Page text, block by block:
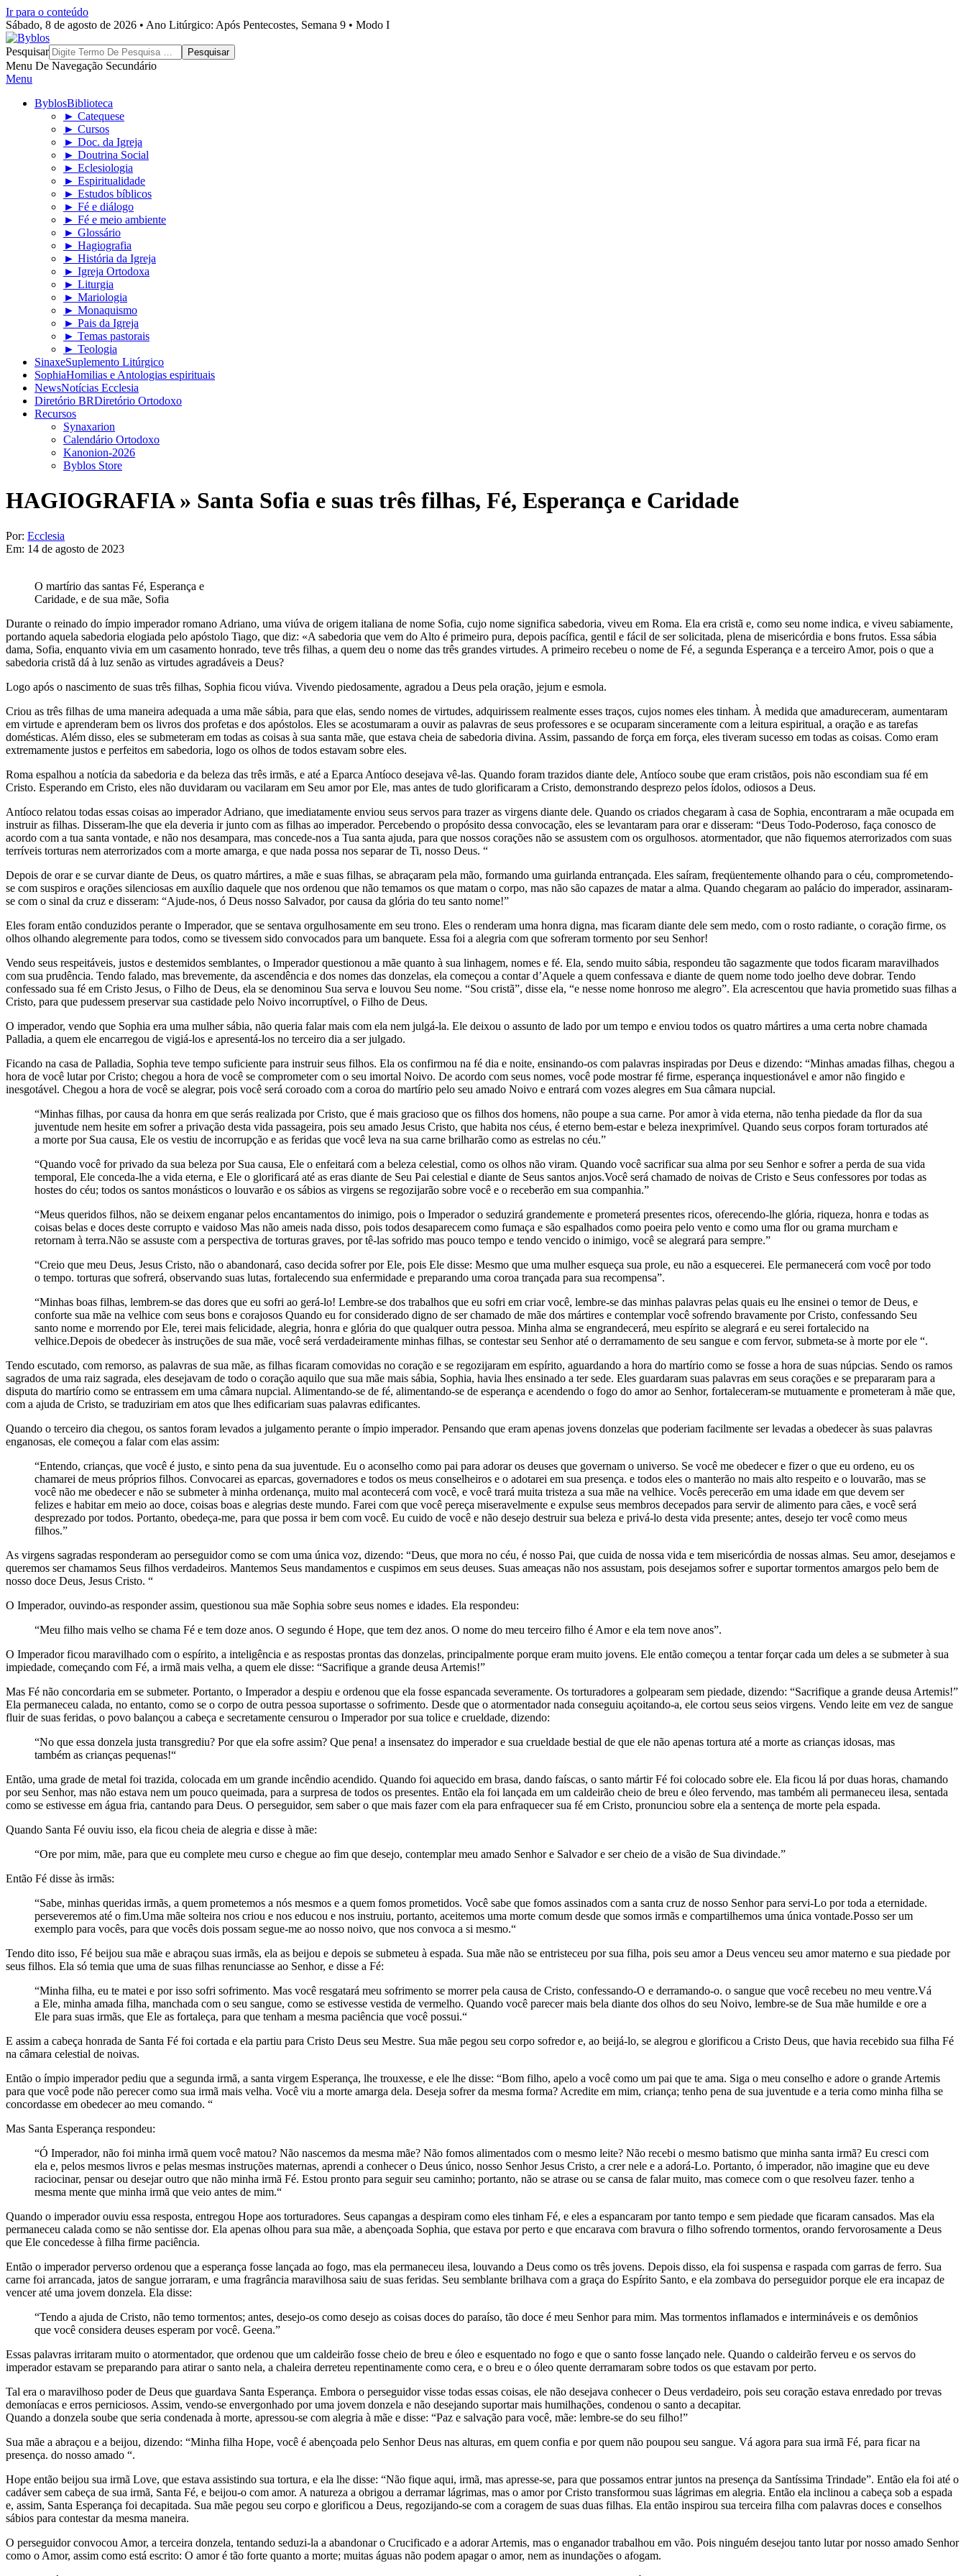
Ir para o conteúdo
Sábado, 8 de agosto de 2026 • Ano Litúrgico: Após Pentecostes, Semana 9 • Modo I
Byblos
Pesquisar
Menu De Navegação Secundário
Menu
ByblosBiblioteca
► Catequese
► Cursos
► Doc. da Igreja
► Doutrina Social
► Eclesiologia
► Espiritualidade
► Estudos bíblicos
► Fé e diálogo
► Fé e meio ambiente
► Glossário
► Hagiografia
► História da Igreja
► Igreja Ortodoxa
► Liturgia
► Mariologia
► Monaquismo
► Pais da Igreja
► Temas pastorais
► Teologia
SinaxeSuplemento Litúrgico
SophiaHomilias e Antologias espirituais
NewsNotícias Ecclesia
Diretório BRDiretório Ortodoxo
Recursos
Synaxarion
Calendário Ortodoxo
Kanonion-2026
Byblos Store
HAGIOGRAFIA » Santa Sofia e suas três filhas, Fé, Esperança e Caridade
Por: Ecclesia
Em: 14 de agosto de 2023
O martírio das santas Fé, Esperança e
Caridade, e de sua mãe, Sofia
Durante o reinado do ímpio imperador romano Adriano, uma viúva de origem italiana de nome Sofia, cujo nome significa sabedoria, viveu em Roma. Ela era cristã e, como seu nome indica, e viveu sabiamente,
portando aquela sabedoria elogiada pelo apóstolo Tiago, que diz: «A sabedoria que vem do Alto é primeiro pura, depois pacífica, gentil e fácil de ser solicitada, plena de misericórdia e bons frutos. Essa sábia
dama, Sofia, enquanto vivia em um casamento honrado, teve três filhas, a quem deu o nome das três grandes virtudes. A primeiro recebeu o nome de Fé, a segunda Esperança e a terceiro Amor, pois o que a
sabedoria cristã dá à luz senão as virtudes agradáveis a Deus?
Logo após o nascimento de suas três filhas, Sophia ficou viúva. Vivendo piedosamente, agradou a Deus pela oração, jejum e esmola.
Criou as três filhas de uma maneira adequada a uma mãe sábia, para que elas, sendo nomes de virtudes, adquirissem realmente esses traços, cujos nomes eles tinham. À medida que amadureceram, aumentaram
em virtude e aprenderam bem os livros dos profetas e dos apóstolos. Eles se acostumaram a ouvir as palavras de seus professores e se ocuparam sinceramente com a leitura espiritual, a oração e as tarefas
domésticas. Além disso, eles se submeteram em todas as coisas à sua santa mãe, que estava cheia de sabedoria divina. Assim, passando de força em força, eles tiveram sucesso em todas as coisas. Como eram
extremamente justos e perfeitos em sabedoria, logo os olhos de todos estavam sobre eles.
Roma espalhou a notícia da sabedoria e da beleza das três irmãs, e até a Eparca Antíoco desejava vê-las. Quando foram trazidos diante dele, Antíoco soube que eram cristãos, pois não escondiam sua fé em
Cristo. Esperando em Cristo, eles não duvidaram ou vacilaram em Seu amor por Ele, mas antes de tudo glorificaram a Cristo, demonstrando desprezo pelos ídolos, odiosos a Deus.
Antíoco relatou todas essas coisas ao imperador Adriano, que imediatamente enviou seus servos para trazer as virgens diante dele. Quando os criados chegaram à casa de Sophia, encontraram a mãe ocupada em
instruir as filhas. Disseram-lhe que ela deveria ir junto com as filhas ao imperador. Percebendo o propósito dessa convocação, eles se levantaram para orar e disseram: “Deus Todo-Poderoso, faça conosco de
acordo com a tua santa vontade, e não nos desampara, mas concede-nos a Tua santa ajuda, para que nossos corações não se assustem com os orgulhosos. atormentador, que não fiquemos aterrorizados com suas
terríveis torturas nem aterrorizados com a morte amarga, e que nada possa nos separar de Ti, nosso Deus. “
Depois de orar e se curvar diante de Deus, os quatro mártires, a mãe e suas filhas, se abraçaram pela mão, formando uma guirlanda entrançada. Eles saíram, freqüentemente olhando para o céu, comprometendo-
se com suspiros e orações silenciosas em auxílio daquele que nos ordenou que não temamos os que matam o corpo, mas não são capazes de matar a alma. Quando chegaram ao palácio do imperador, assinaram-
se com o sinal da cruz e disseram: “Ajude-nos, ó Deus nosso Salvador, por causa da glória do teu santo nome!”
Eles foram então conduzidos perante o Imperador, que se sentava orgulhosamente em seu trono. Eles o renderam uma honra digna, mas ficaram diante dele sem medo, com o rosto radiante, o coração firme, os
olhos olhando alegremente para todos, como se tivessem sido convocados para um banquete. Essa foi a alegria com que sofreram tormento por seu Senhor!
Vendo seus respeitáveis, justos e destemidos semblantes, o Imperador questionou a mãe quanto à sua linhagem, nomes e fé. Ela, sendo muito sábia, respondeu tão sagazmente que todos ficaram maravilhados
com sua prudência. Tendo falado, mas brevemente, da ascendência e dos nomes das donzelas, ela começou a contar d’Aquele a quem confessava e diante de quem nome todo joelho deve dobrar. Tendo
confessado sua fé em Cristo Jesus, o Filho de Deus, ela se denominou Sua serva e louvou Seu nome. “Sou cristã”, disse ela, “e nesse nome honroso me alegro”. Ela acrescentou que havia prometido suas filhas a
Cristo, para que pudessem preservar sua castidade pelo Noivo incorruptível, o Filho de Deus.
O imperador, vendo que Sophia era uma mulher sábia, não queria falar mais com ela nem julgá-la. Ele deixou o assunto de lado por um tempo e enviou todos os quatro mártires a uma certa nobre chamada
Palladia, a quem ele encarregou de vigiá-los e apresentá-los no terceiro dia a ser julgado.
Ficando na casa de Palladia, Sophia teve tempo suficiente para instruir seus filhos. Ela os confirmou na fé dia e noite, ensinando-os com palavras inspiradas por Deus e dizendo: “Minhas amadas filhas, chegou a
hora de você lutar por Cristo; chegou a hora de você se comprometer com o seu imortal Noivo. De acordo com seus nomes, você pode mostrar fé firme, esperança inquestionável e amor não fingido e
inesgotável. Chegou a hora de você se alegrar, pois você será coroado com a coroa do martírio pelo seu amado Noivo e entrará com vozes alegres em Sua câmara nupcial.
“Minhas filhas, por causa da honra em que serás realizada por Cristo, que é mais gracioso que os filhos dos homens, não poupe a sua carne. Por amor à vida eterna, não tenha piedade da flor da sua
juventude nem hesite em sofrer a privação desta vida passageira, pois seu amado Jesus Cristo, que habita nos céus, é eterno bem-estar e beleza inexprimível. Quando seus corpos foram torturados até
a morte por Sua causa, Ele os vestiu de incorrupção e as feridas que você leva na sua carne brilharão como as estrelas no céu.”
“Quando você for privado da sua beleza por Sua causa, Ele o enfeitará com a beleza celestial, como os olhos não viram. Quando você sacrificar sua alma por seu Senhor e sofrer a perda de sua vida
temporal, Ele conceda-lhe a vida eterna, e Ele o glorificará até as eras diante de Seu Pai celestial e diante de Seus santos anjos.Você será chamado de noivas de Cristo e Seus confessores por todas as
hostes do céu; todos os santos monásticos o louvarão e os sábios as virgens se regozijarão sobre você e o receberão em sua companhia.”
“Meus queridos filhos, não se deixem enganar pelos encantamentos do inimigo, pois o Imperador o seduzirá grandemente e prometerá presentes ricos, oferecendo-lhe glória, riqueza, honra e todas as
coisas belas e doces deste corrupto e vaidoso Mas não ameis nada disso, pois todos desaparecem como fumaça e são espalhados como poeira pelo vento e como uma flor ou grama murcham e
retornam à terra.Não se assuste com a perspectiva de torturas graves, por tê-las sofrido mas pouco tempo e tendo vencido o inimigo, você se alegrará para sempre.”
“Creio que meu Deus, Jesus Cristo, não o abandonará, caso decida sofrer por Ele, pois Ele disse: Mesmo que uma mulher esqueça sua prole, eu não a esquecerei. Ele permanecerá com você por todo
o tempo. torturas que sofrerá, observando suas lutas, fortalecendo sua enfermidade e preparando uma coroa trançada para sua recompensa”.
“Minhas boas filhas, lembrem-se das dores que eu sofri ao gerá-lo! Lembre-se dos trabalhos que eu sofri em criar você, lembre-se das minhas palavras pelas quais eu lhe ensinei o temor de Deus, e
conforte sua mãe na velhice com seus bons e corajosos Quando eu for considerado digno de ser chamado de mãe dos mártires e contemplar você sofrendo bravamente por Cristo, confessando Seu
santo nome e morrendo por Ele, terei mais felicidade, alegria, honra e glória do que qualquer outra pessoa. Minha alma se engrandecerá, meu espírito se alegrará e eu serei fortalecido na
velhice.Depois de obedecer às instruções de sua mãe, você será verdadeiramente minhas filhas, se contestar seu Senhor até o derramamento de seu sangue e com fervor, submeta-se à morte por ele “.
Tendo escutado, com remorso, as palavras de sua mãe, as filhas ficaram comovidas no coração e se regozijaram em espírito, aguardando a hora do martírio como se fosse a hora de suas núpcias. Sendo os ramos
sagrados de uma raiz sagrada, eles desejavam de todo o coração aquilo que sua mãe mais sábia, Sophia, havia lhes ensinado a ter sede. Eles guardaram suas palavras em seus corações e se prepararam para a
disputa do martírio como se entrassem em uma câmara nupcial. Alimentando-se de fé, alimentando-se de esperança e acendendo o fogo do amor ao Senhor, fortaleceram-se mutuamente e prometeram à mãe que,
com a ajuda de Cristo, se traduziriam em atos que lhes edificariam suas palavras edificantes.
Quando o terceiro dia chegou, os santos foram levados a julgamento perante o ímpio imperador. Pensando que eram apenas jovens donzelas que poderiam facilmente ser levadas a obedecer às suas palavras
enganosas, ele começou a falar com elas assim:
“Entendo, crianças, que você é justo, e sinto pena da sua juventude. Eu o aconselho como pai para adorar os deuses que governam o universo. Se você me obedecer e fizer o que eu ordeno, eu os
chamarei de meus próprios filhos. Convocarei as eparcas, governadores e todos os meus conselheiros e o adotarei em sua presença. e todos eles o manterão no mais alto respeito e o louvarão, mas se
você não me obedecer e não se submeter à minha ordenança, muito mal acontecerá com você, e você trará muita tristeza a sua mãe na velhice. Vocês perecerão em uma idade em que devem ser
felizes e habitar em meio ao doce, coisas boas e alegrias deste mundo. Farei com que você pereça miseravelmente e expulse seus membros decepados para servir de alimento para cães, e você será
desprezado por todos. Portanto, obedeça-me, para que possa ir bem com você. Eu cuido de você e não desejo destruir sua beleza e privá-lo desta vida presente; antes, desejo ter você como meus
filhos.”
As virgens sagradas responderam ao perseguidor como se com uma única voz, dizendo: “Deus, que mora no céu, é nosso Pai, que cuida de nossa vida e tem misericórdia de nossas almas. Seu amor, desejamos e
queremos ser chamamos Seus filhos verdadeiros. Mantemos Seus mandamentos e cuspimos em seus deuses. Suas ameaças não nos assustam, pois desejamos sofrer e suportar tormentos amargos pelo bem de
nosso doce Deus, Jesus Cristo. “
O Imperador, ouvindo-as responder assim, questionou sua mãe Sophia sobre seus nomes e idades. Ela respondeu:
“Meu filho mais velho se chama Fé e tem doze anos. O segundo é Hope, que tem dez anos. O nome do meu terceiro filho é Amor e ela tem nove anos”.
O Imperador ficou maravilhado com o espírito, a inteligência e as respostas prontas das donzelas, principalmente porque eram muito jovens. Ele então começou a tentar forçar cada um deles a se submeter à sua
impiedade, começando com Fé, a irmã mais velha, a quem ele disse: “Sacrifique a grande deusa Artemis!”
Mas Fé não concordaria em se submeter. Portanto, o Imperador a despiu e ordenou que ela fosse espancada severamente. Os torturadores a golpearam sem piedade, dizendo: “Sacrifique a grande deusa Artemis!”
Ela permaneceu calada, no entanto, como se o corpo de outra pessoa suportasse o sofrimento. Desde que o atormentador nada conseguiu açoitando-a, ele cortou seus seios virgens. Vendo leite em vez de sangue
fluir de suas feridas, o povo balançou a cabeça e secretamente censurou o Imperador por sua tolice e crueldade, dizendo:
“No que essa donzela justa transgrediu? Por que ela sofre assim? Que pena! a insensatez do imperador e sua crueldade bestial de que ele não apenas tortura até a morte as crianças idosas, mas
também as crianças pequenas!“
Então, uma grade de metal foi trazida, colocada em um grande incêndio acendido. Quando foi aquecido em brasa, dando faíscas, o santo mártir Fé foi colocado sobre ele. Ela ficou lá por duas horas, chamando
por seu Senhor, mas não estava nem um pouco queimada, para a surpresa de todos os presentes. Então ela foi lançada em um caldeirão cheio de breu e óleo fervendo, mas também ali permaneceu ilesa, sentada
como se estivesse em água fria, cantando para Deus. O perseguidor, sem saber o que mais fazer com ela para enfraquecer sua fé em Cristo, pronunciou sobre ela a sentença de morte pela espada.
Quando Santa Fé ouviu isso, ela ficou cheia de alegria e disse à mãe:
“Ore por mim, mãe, para que eu complete meu curso e chegue ao fim que desejo, contemplar meu amado Senhor e Salvador e ser cheio de a visão de Sua divindade.”
Então Fé disse às irmãs:
“Sabe, minhas queridas irmãs, a quem prometemos a nós mesmos e a quem fomos prometidos. Você sabe que fomos assinados com a santa cruz de nosso Senhor para servi-Lo por toda a eternidade.
perseveremos até o fim.Uma mãe solteira nos criou e nos educou e nos instruiu, portanto, aceitemos uma morte comum desde que somos irmãs e compartilhemos uma única vontade.Posso ser um
exemplo para vocês, para que vocês dois possam segue-me ao nosso noivo, que nos convoca a si mesmo.“
Tendo dito isso, Fé beijou sua mãe e abraçou suas irmãs, ela as beijou e depois se submeteu à espada. Sua mãe não se entristeceu por sua filha, pois seu amor a Deus venceu seu amor materno e sua piedade por
seus filhos. Ela só temia que uma de suas filhas renunciasse ao Senhor, e disse a Fé:
“Minha filha, eu te matei e por isso sofri sofrimento. Mas você resgatará meu sofrimento se morrer pela causa de Cristo, confessando-O e derramando-o. o sangue que você recebeu no meu ventre.Vá
a Ele, minha amada filha, manchada com o seu sangue, como se estivesse vestida de vermelho. Quando você parecer mais bela diante dos olhos do seu Noivo, lembre-se de Sua mãe humilde e ore a
Ele para suas irmãs, que Ele as fortaleça, para que tenham a mesma paciência que você possui.“
E assim a cabeça honrada de Santa Fé foi cortada e ela partiu para Cristo Deus seu Mestre. Sua mãe pegou seu corpo sofredor e, ao beijá-lo, se alegrou e glorificou a Cristo Deus, que havia recebido sua filha Fé
na câmara celestial de noivas.
Então o ímpio imperador pediu que a segunda irmã, a santa virgem Esperança, lhe trouxesse, e ele lhe disse: “Bom filho, apelo a você como um pai que te ama. Siga o meu conselho e adore o grande Artemis
para que você pode não perecer como sua irmã mais velha. Você viu a morte amarga dela. Deseja sofrer da mesma forma? Acredite em mim, criança; tenho pena de sua juventude e a teria como minha filha se
concordasse em obedecer ao meu comando. “
Mas Santa Esperança respondeu:
“Ó Imperador, não foi minha irmã quem você matou? Não nascemos da mesma mãe? Não fomos alimentados com o mesmo leite? Não recebi o mesmo batismo que minha santa irmã? Eu cresci com
ela e, pelos mesmos livros e pelas mesmas instruções maternas, aprendi a conhecer o Deus único, nosso Senhor Jesus Cristo, a crer nele e a adorá-Lo. Portanto, ó imperador, não imagine que eu deve
raciocinar, pensar ou desejar outro que não minha irmã Fé. Estou pronto para seguir seu caminho; portanto, não se atrase ou se cansa de falar muito, mas comece com o que resolveu fazer. tenho a
mesma mente que minha irmã que veio antes de mim.“
Quando o imperador ouviu essa resposta, entregou Hope aos torturadores. Seus capangas a despiram como eles tinham Fé, e eles a espancaram por tanto tempo e sem piedade que ficaram cansados. Mas ela
permaneceu calada como se não sentisse dor. Ela apenas olhou para sua mãe, a abençoada Sophia, que estava por perto e que encarava com bravura o filho sofrendo tormentos, orando fervorosamente a Deus
que Ele concedesse à filha firme paciência.
Então o imperador perverso ordenou que a esperança fosse lançada ao fogo, mas ela permaneceu ilesa, louvando a Deus como os três jovens. Depois disso, ela foi suspensa e raspada com garras de ferro. Sua
carne foi arrancada, jatos de sangue jorraram, e uma fragrância maravilhosa saiu de suas feridas. Seu semblante brilhava com a graça do Espírito Santo, e ela zombava do perseguidor porque ele era incapaz de
vencer até uma jovem donzela. Ela disse:
“Tendo a ajuda de Cristo, não temo tormentos; antes, desejo-os como desejo as coisas doces do paraíso, tão doce é meu Senhor para mim. Mas tormentos inflamados e intermináveis e os demônios
que você considera deuses esperam por você. Geena.”
Essas palavras irritaram muito o atormentador, que ordenou que um caldeirão fosse cheio de breu e óleo e esquentado no fogo e que o santo fosse lançado nele. Quando o caldeirão ferveu e os servos do
imperador estavam se preparando para atirar o santo nela, a chaleira derreteu repentinamente como cera, e o breu e o óleo quente derramaram sobre todos os que estavam por perto.
Tal era o maravilhoso poder de Deus que guardava Santa Esperança. Embora o perseguidor visse todas essas coisas, ele não desejava conhecer o Deus verdadeiro, pois seu coração estava enredado por trevas
demoníacas e erros perniciosos. Assim, vendo-se envergonhado por uma jovem donzela e não desejando suportar mais humilhações, condenou o santo a decapitar.
Quando a donzela soube que seria condenada à morte, apressou-se com alegria à mãe e disse: “Paz e salvação para você, mãe: lembre-se do seu filho!”
Sua mãe a abraçou e a beijou, dizendo: “Minha filha Hope, você é abençoada pelo Senhor Deus nas alturas, em quem confia e por quem não poupou seu sangue. Vá agora para sua irmã Fé, para ficar na
presença. do nosso amado “.
Hope então beijou sua irmã Love, que estava assistindo sua tortura, e ela lhe disse: “Não fique aqui, irmã, mas apresse-se, para que possamos entrar juntos na presença da Santíssima Trindade”. Então ela foi até o
cadáver sem cabeça de sua irmã, Santa Fé, e beijou-o com amor. A natureza a obrigou a derramar lágrimas, mas o amor por Cristo transformou suas lágrimas em alegria. Então ela inclinou a cabeça sob a espada
e, assim, Santa Esperança foi decapitada. Sua mãe pegou seu corpo e glorificou a Deus, regozijando-se com a coragem de suas duas filhas. Ela então inspirou sua terceira filha com palavras doces e conselhos
sábios para contestar da mesma maneira.
O perseguidor convocou Amor, a terceira donzela, tentando seduzi-la a abandonar o Crucificado e a adorar Artemis, mas o enganador trabalhou em vão. Pois ninguém desejou tanto lutar por nosso amado Senhor
como o Amor, assim como está escrito: O amor é tão forte quanto a morte; muitas águas não podem apagar o amor, nem as inundações o afogam.